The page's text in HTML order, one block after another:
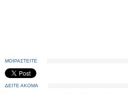
ΜΟΙΡΑΣΤΕΙΤΕ
ΔΕΙΤΕ ΑΚΟΜΑ